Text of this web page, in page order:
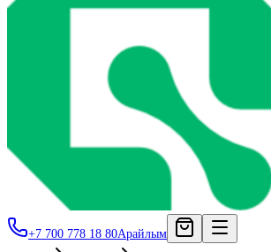
+7 700 778 18 80Арайлым